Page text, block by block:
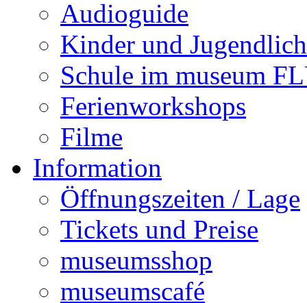
Audioguide
Kinder und
Schule im museum
Ferienworkshops
Filme
Information
Öffnungszeiten / Lage
Tickets und Preise
museumsshop
museumscafé